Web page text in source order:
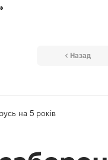
Назад
на 5 років